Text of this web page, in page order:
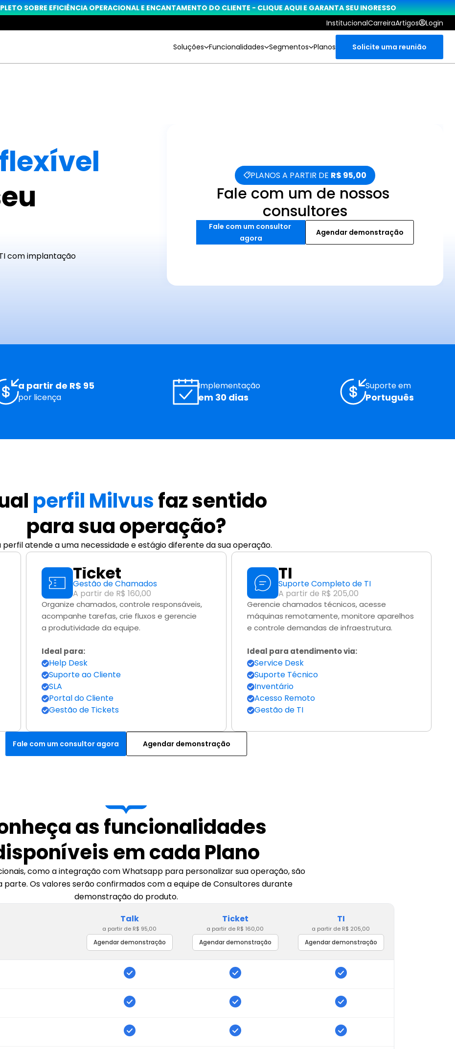
SOBRE EFICIÊNCIA OPERACIONAL E ENCANTAMENTO DO CLIENTE - CLIQUE AQUI E GARANTA SEU INGRESSO
InstitucionalCarreiraArtigos Login
Soluções Funcionalidades Segmentos Planos Solicite uma reunião
com implantação
PLANOS A PARTIR DE R$ 95,00
Fale com um de nossos
consultores
Fale com um consultor
agora
Agendar demonstração
a partir de R$ 95
por licença
Implementação
em 30 dias
Suporte em
Português
perfil Milvus faz sentido
para sua operação?
perfil atende a uma necessidade e estágio diferente da sua operação.
Ticket
Gestão de Chamados
A partir de R$ 160,00
Organize chamados, controle responsáveis,
acompanhe tarefas, crie fluxos e gerencie
a produtividade da equipe.
Ideal para:
Help Desk
Suporte ao Cliente
SLA
Portal do Cliente
Gestão de Tickets
TI
Suporte Completo de TI
A partir de R$ 205,00
Gerencie chamados técnicos, acesse
máquinas remotamente, monitore aparelhos
e controle demandas de infraestrutura.
Ideal para atendimento via:
Service Desk
Suporte Técnico
Inventário
Acesso Remoto
Gestão de TI
Fale com um consultor agora Agendar demonstração
as funcionalidades
em cada Plano
como a integração com Whatsapp para personalizar sua operação, são
parte. Os valores serão confirmados com a equipe de Consultores durante
demonstração do produto.
Talk
a partir de R$ 95,00
Agendar demonstração
Ticket
a partir de R$ 160,00
Agendar demonstração
TI
a partir de R$ 205,00
Agendar demonstração